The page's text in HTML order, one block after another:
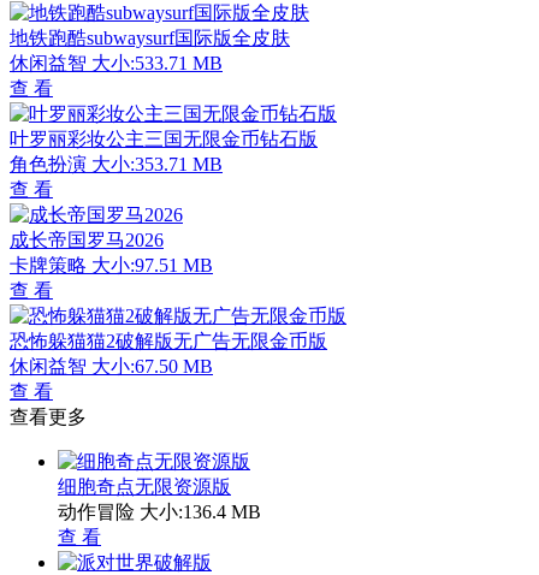
地铁跑酷subwaysurf国际版全皮肤
休闲益智 大小:533.71 MB
查 看
叶罗丽彩妆公主三国无限金币钻石版
角色扮演 大小:353.71 MB
查 看
成长帝国罗马2026
卡牌策略 大小:97.51 MB
查 看
恐怖躲猫猫2破解版无广告无限金币版
休闲益智 大小:67.50 MB
查 看
查看更多
细胞奇点无限资源版
动作冒险 大小:136.4 MB
查 看